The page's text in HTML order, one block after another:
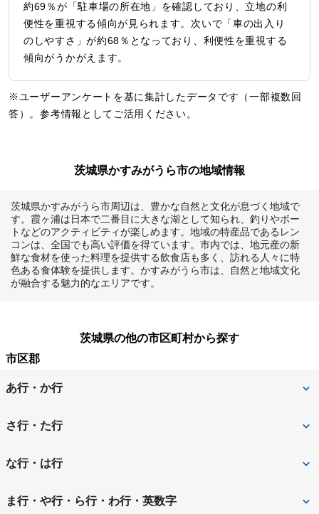
約69％が「駐車場の所在地」を確認しており、立地の利
便性を重視する傾向が見られます。次いで「車の出入り
のしやすさ」が約68％となっており、利便性を重視する
傾向がうかがえます。
※ユーザーアンケートを基に集計したデータです（一部複数回
答）。参考情報としてご活用ください。
茨城県かすみがうら市の地域情報
茨城県かすみがうら市周辺は、豊かな自然と文化が息づく地域で
す。霞ヶ浦は日本で二番目に大きな湖として知られ、釣りやボー
トなどのアクティビティが楽しめます。地域の特産品であるレン
コンは、全国でも高い評価を得ています。市内では、地元産の新
鮮な食材を使った料理を提供する飲食店も多く、訪れる人々に特
色ある食体験を提供します。かすみがうら市は、自然と地域文化
が融合する魅力的なエリアです。
茨城県の他の市区町村から探す
市区郡
あ行・か行
石岡市
稲敷郡阿見町
さ行・た行
桜川市
猿島郡境町 下妻市
な行・は行
那珂郡東海村 那珂市
ま行・や行・ら行・わ行・英数字